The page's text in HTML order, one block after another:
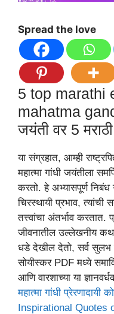
Spread the love
5 top marathi
mahatma
जयंती वर 5
या संग्रहात, आम्ही
महात्मा गांधी जयंतीला
करतो. हे अभ्यासपूर्ण
चिरस्थायी प्रभाव, त्यांची
तत्त्वांचा अंतर्भाव
जीवनातील उल्लेखनीय
धडे देखील देतो, सर्व सुलभ
सोयीस्कर PDF मध्ये
आणि वारशाच्या या
महात्मा गांधी
Inspirational Quotes